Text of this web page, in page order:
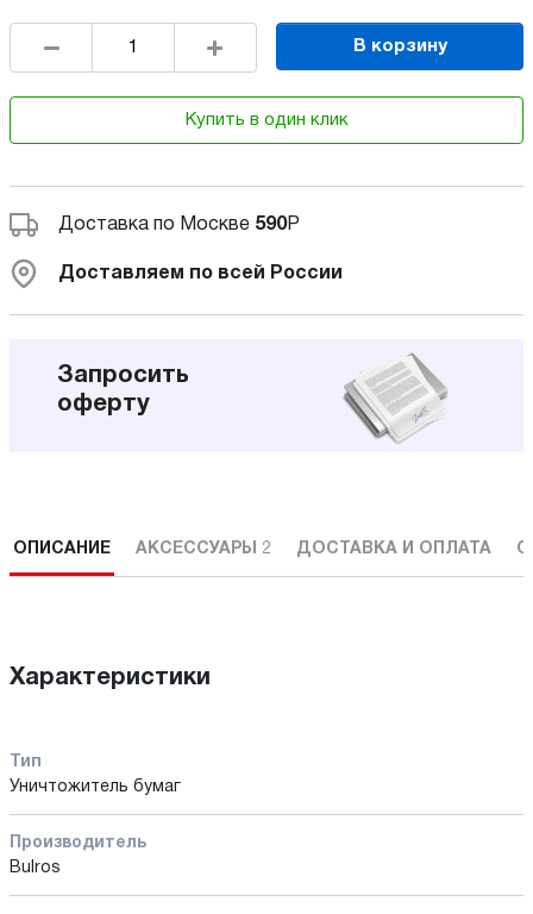
В корзину
Купить в один клик
Доставка по Москве 590Р
Доставляем по всей России
Запросить
оферту
ОПИСАНИЕ АКСЕССУАРЫ 2 ДОСТАВКА И ОПЛАТА
Характеристики
Тип
Уничтожитель бумаг
Производитель
Bulros